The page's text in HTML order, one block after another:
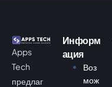
Apps
Tech
предлаг
Информ
ация
Воз
мож